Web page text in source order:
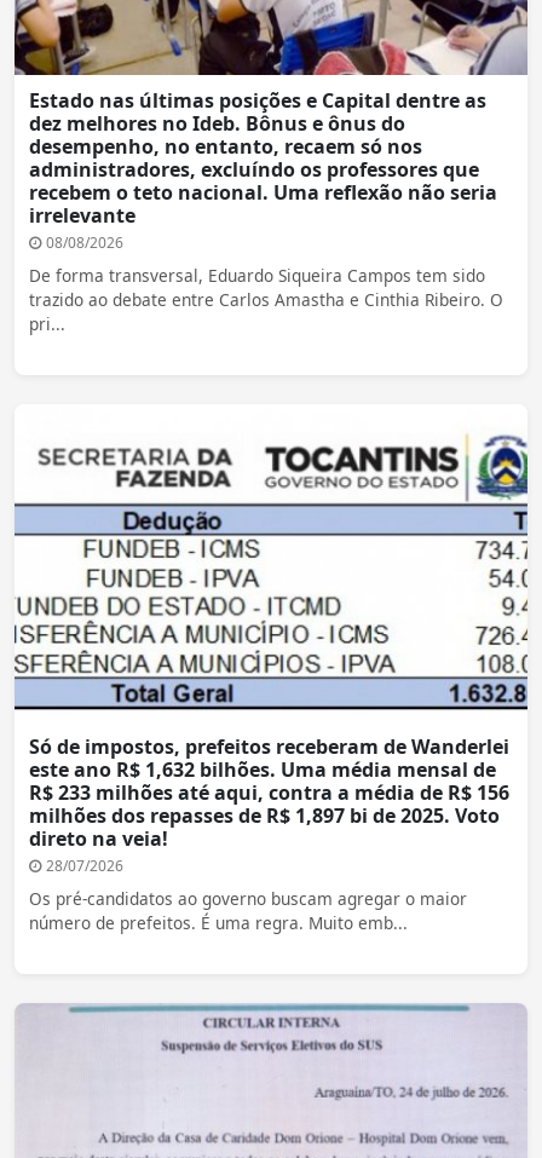
Estado nas últimas posições e Capital dentre as
dez melhores no Ideb. Bônus e ônus do
desempenho, no entanto, recaem só nos
administradores, excluíndo os professores que
recebem o teto nacional. Uma reflexão não seria
irrelevante
08/08/2026
De forma transversal, Eduardo Siqueira Campos tem sido
trazido ao debate entre Carlos Amastha e Cinthia Ribeiro. O
pri...
Só de impostos, prefeitos receberam de Wanderlei
este ano R$ 1,632 bilhões. Uma média mensal de
R$ 233 milhões até aqui, contra a média de R$ 156
milhões dos repasses de R$ 1,897 bi de 2025. Voto
direto na veia!
28/07/2026
Os pré-candidatos ao governo buscam agregar o maior
número de prefeitos. É uma regra. Muito emb...